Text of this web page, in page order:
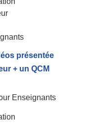
présentée
+ un QCM